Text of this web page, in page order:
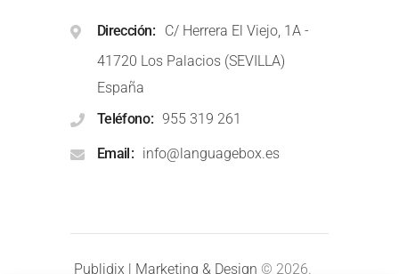
Dirección
C/ Herrera El Viejo, 1A -
41720 Los Palacios (SEVILLA)
España
Teléfono
955 319 261
Email info@languagebox.es
Publidix | Marketing & Design © 2026.